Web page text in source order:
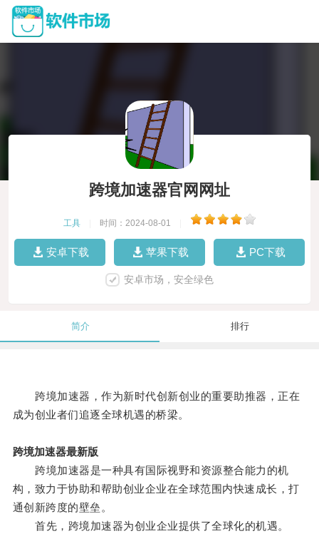
跨境加速器官网网址
工具 时间：2024-08-01
安卓下载 苹果下载 PC下载
安卓市场，安全绿色
简介 排行
跨境加速器，作为新时代创新创业的重要助推器，正在
成为创业者们追逐全球机遇的桥梁。
跨境加速器最新版
跨境加速器是一种具有国际视野和资源整合能力的机
构，致力于协助和帮助创业企业在全球范围内快速成长，打
通创新跨度的壁垒。
首先，跨境加速器为创业企业提供了全球化的机遇。